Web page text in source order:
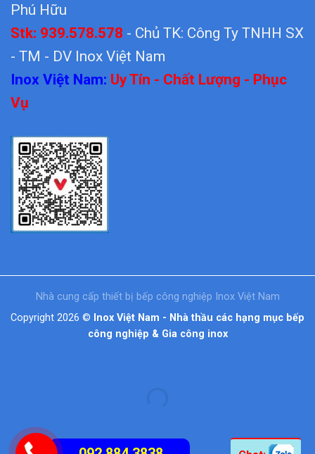
Phú Hữu
Stk: 939.578.578 - Chủ TK: Công Ty TNHH SX
- TM - DV Inox Việt Nam
Inox Việt Nam: Uy Tín - Chất Lượng - Phục
Vụ
Nhà cung cấp thiết bị bếp công nghiệp Inox Việt Nam
Copyright 2026 © Inox Việt Nam - Nhà thầu các hạng mục bếp
công nghiệp & Gia công inox